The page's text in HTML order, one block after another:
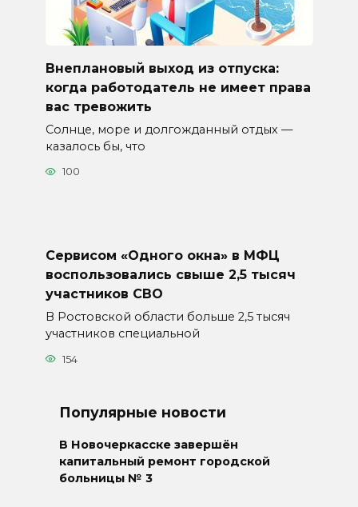
Внеплановый выход из отпуска:
когда работодатель не имеет права
вас тревожить
Солнце, море и долгожданный отдых —
казалось бы, что
100
Сервисом «Одного окна» в МФЦ
воспользовались свыше 2,5 тысяч
участников СВО
В Ростовской области больше 2,5 тысяч
участников специальной
154
Популярные новости
В Новочеркасске завершён
капитальный ремонт городской
больницы № 3